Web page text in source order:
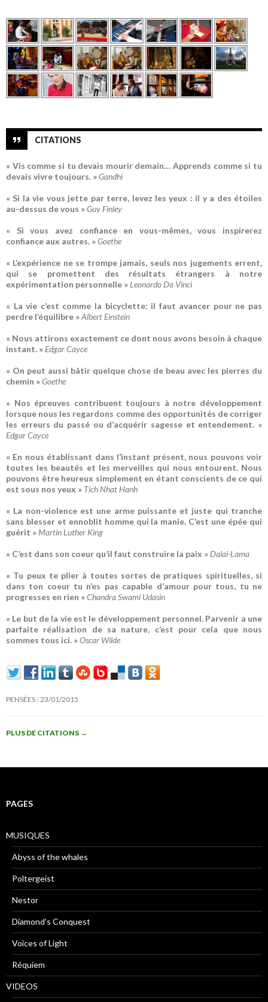
CITATIONS
« Vis comme si tu devais mourir demain… Apprends comme si tu
devais vivre toujours. »Gandhi
« Si la vie vous jette par terre, levez les yeux : il y a des étoiles
au-dessus de vous »Guy Finley
« Si vous avez confiance en vous-mêmes, vous inspirerez
confiance aux autres. »Goethe
« L’expérience ne se trompe jamais, seuls nos jugements errent,
qui se promettent des résultats étrangers à notre
expérimentation personnelle »Leonardo Da Vinci
« La vie c’est comme la bicyclette: il faut avancer pour ne pas
perdre l’équilibre »Albert Einstein
« Nous attirons exactement ce dont nous avons besoin à chaque
instant. »Edgar Cayce
« On peut aussi bâtir quelque chose de beau avec les pierres du
chemin »Goethe
« Nos épreuves contribuent toujours à notre développement
lorsque nous les regardons comme des opportunités de corriger
les erreurs du passé ou d’acquérir sagesse et entendement. »
Edgar Cayce
« En nous établissant dans l’instant présent, nous pouvons voir
toutes les beautés et les merveilles qui nous entourent. Nous
pouvons être heureux simplement en étant conscients de ce qui
est sous nos yeux » Tich Nhat Hanh
« La non-violence est une arme puissante et juste qui tranche
sans blesser et ennoblit homme qui la manie. C’est une épée qui
guérit »Martin Luther King
« C’est dans son coeur qu’il faut construire la paix »Dalaï-Lama
« Tu peux te plier à toutes sortes de pratiques spirituelles, si
dans ton coeur tu n’es pas capable d’amour pour tous, tu ne
progresses en rien »Chandra Swami Udasin
« Le but de la vie est le développement personnel. Parvenir a une
parfaite réalisation de sa nature, c’est pour cela que nous
sommes tous ici. »Oscar Wilde
PENSÉES 23/01/2015
PLUS DE CITATIONS →
PAGES
MUSIQUES
Abyss of the whales
Poltergeist
Nestor
Diamond’s Conquest
Voices of Light
Réquiem
VIDEOS